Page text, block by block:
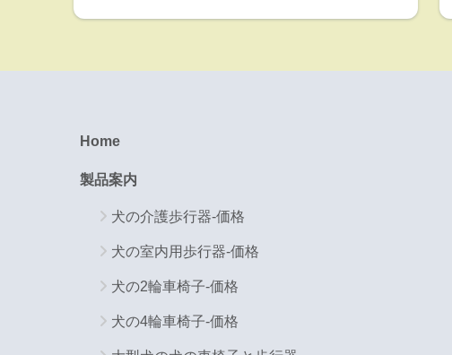
Home
製品案内
犬の介護歩行器-価格
犬の室内用歩行器-価格
犬の2輪車椅子-価格
犬の4輪車椅子-価格